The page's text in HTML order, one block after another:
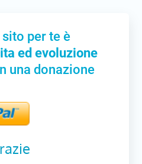
per te è
ed evoluzione
una donazione